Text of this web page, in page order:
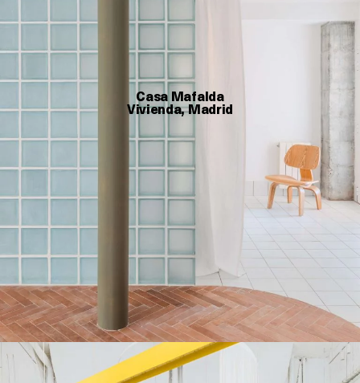
Casa Mafalda
Vivienda, Madrid